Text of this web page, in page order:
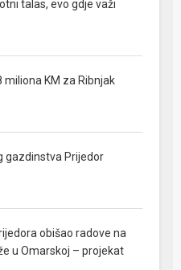
talas, evo gdje važi
miliona KM za Ribnjak
gazdinstva Prijedor
obišao radove na
u Omarskoj – projekat